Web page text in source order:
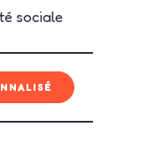
sociale